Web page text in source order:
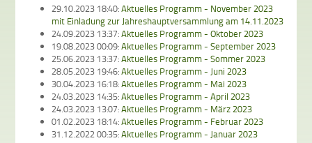
29.10.2023 18:40:Aktuelles Programm - November 2023
mit Einladung zur Jahreshauptversammlung am 14.11.2023
24.09.2023 13:37:Aktuelles Programm - Oktober 2023
19.08.2023 00:09:Aktuelles Programm - September 2023
25.06.2023 13:37:Aktuelles Programm - Sommer 2023
28.05.2023 19:46:Aktuelles Programm - Juni 2023
30.04.2023 16:18:Aktuelles Programm - Mai 2023
24.03.2023 14:35:Aktuelles Programm - April 2023
24.03.2023 13:07:Aktuelles Programm - März 2023
01.02.2023 18:14:Aktuelles Programm - Februar 2023
31.12.2022 00:35:Aktuelles Programm - Januar 2023